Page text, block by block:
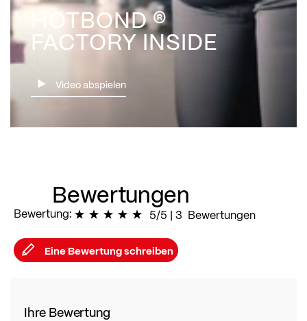
HOTBOND ®
FACTORY INSIDE
Video abspielen
Bewertungen
Bewertung: 100
% of 100
5/5 | 3 Bewertungen
Eine Bewertung schreiben
Ihre Bewertung